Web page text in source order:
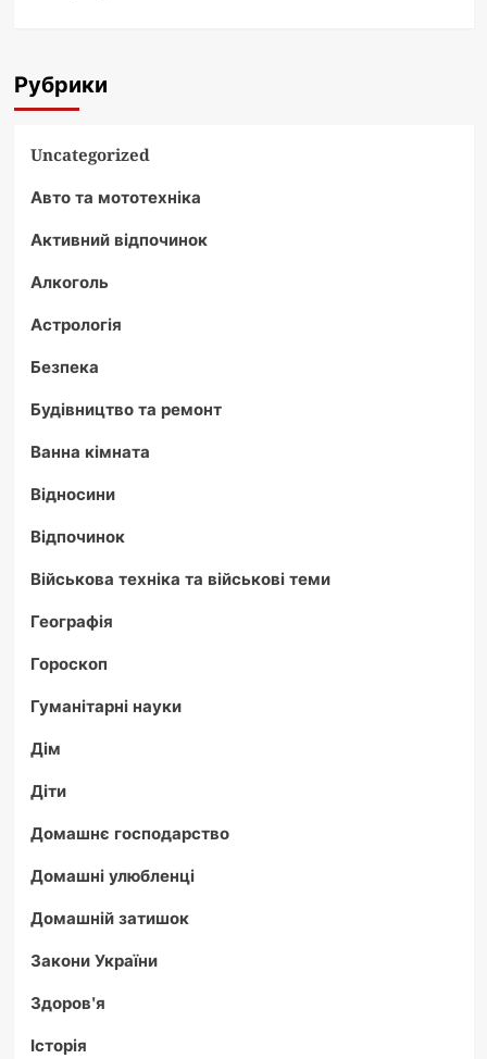
Рубрики
Uncategorized
Авто та мототехніка
Активний відпочинок
Алкоголь
Астрологія
Безпека
Будівництво та ремонт
Ванна кімната
Відносини
Відпочинок
Військова техніка та військові теми
Географія
Гороскоп
Гуманітарні науки
Дім
Діти
Домашнє господарство
Домашні улюбленці
Домашній затишок
Закони України
Здоров'я
Історія